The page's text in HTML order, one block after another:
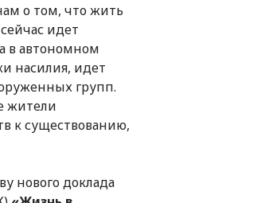
о том, что жить
идет
в автономном
насилия, идет
групп.
жители
к существованию,
нового доклада